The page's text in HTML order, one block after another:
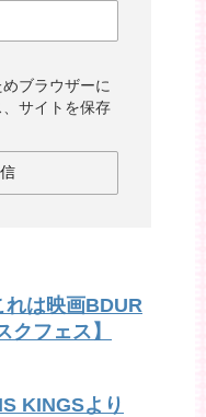
ブラウザーに
サイトを保存
れは映画BDUR
フェス】
KINGSより